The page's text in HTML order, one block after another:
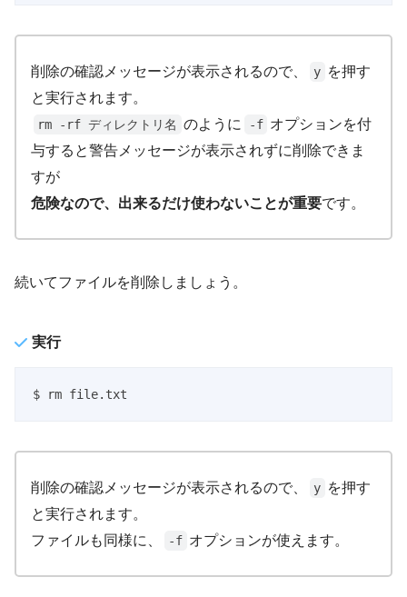
削除の確認メッセージが表示されるので、 y を押す
と実行されます。
rm -rf ディレクトリ名 のように -f オプションを付
与すると警告メッセージが表示されずに削除できま
すが
危険なので、出来るだけ使わないことが重要です。
続いてファイルを削除しましょう。
実行
$ rm file.txt
削除の確認メッセージが表示されるので、 y を押す
と実行されます。
ファイルも同様に、
-f オプションが使えます。